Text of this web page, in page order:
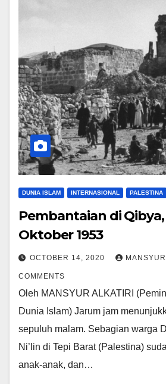
DUNIA ISLAM INTERNASIONAL PALESTINA
Pembantaian di Qibya,
Oktober 1953
OCTOBER 14, 2020 MANSYUR
COMMENTS
Oleh MANSYUR ALKATIRI
Dunia Islam) Jarum jam
sepuluh malam. Sebagian warga
Ni’lin di Tepi Barat (Palestina)
anak-anak, dan…